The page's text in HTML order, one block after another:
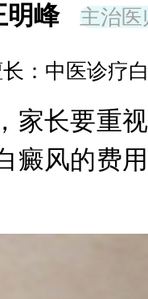
明峰 主治医
：中医诊疗
长要重视
癜风的费